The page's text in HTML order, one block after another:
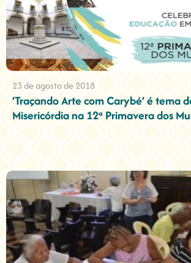
23 de agosto de 2018
‘Traçando Arte com Carybé’ é tema
Misericórdia na 12ª Primavera dos